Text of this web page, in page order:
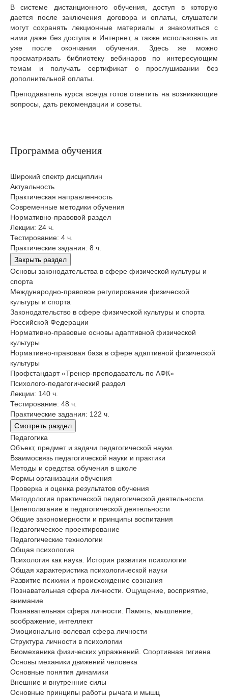
В системе дистанционного обучения, доступ в которую
дается после заключения договора и оплаты, слушатели
могут сохранять лекционные материалы и знакомиться с
ними даже без доступа в Интернет, а также использовать их
уже после окончания обучения. Здесь же можно
просматривать библиотеку вебинаров по интересующим
темам и получать сертификат о прослушивании без
дополнительной оплаты.
Преподаватель курса всегда готов ответить на возникающие
вопросы, дать рекомендации и советы.
Программа обучения
Широкий спектр дисциплин
Актуальность
Практическая направленность
Современные методики обучения
Нормативно-правовой раздел
Лекции: 24 ч.
Тестирование: 4 ч.
Практические задания: 8 ч.
Закрыть раздел
Основы законодательства в сфере физической культуры и
спорта
Международно-правовое регулирование физической
культуры и спорта
Законодательство в сфере физической культуры и спорта
Российской Федерации
Нормативно-правовые основы адаптивной физической
культуры
Нормативно-правовая база в сфере адаптивной физической
культуры
Профстандарт «Тренер-преподаватель по АФК»
Психолого-педагогический раздел
Лекции: 140 ч.
Тестирование: 48 ч.
Практические задания: 122 ч.
Смотреть раздел
Педагогика
Объект, предмет и задачи педагогической науки.
Взаимосвязь педагогической науки и практики
Методы и средства обучения в школе
Формы организации обучения
Проверка и оценка результатов обучения
Методология практической педагогической деятельности.
Целеполагание в педагогической деятельности
Общие закономерности и принципы воспитания
Педагогическое проектирование
Педагогические технологии
Общая психология
Психология как наука. История развития психологии
Общая характеристика психологической науки
Развитие психики и происхождение сознания
Познавательная сфера личности. Ощущение, восприятие,
внимание
Познавательная сфера личности. Память, мышление,
воображение, интеллект
Эмоционально-волевая сфера личности
Структура личности в психологии
Биомеханика физических упражнений. Спортивная гигиена
Основы механики движений человека
Основные понятия динамики
Внешние и внутренние силы
Основные принципы работы рычага и мышц